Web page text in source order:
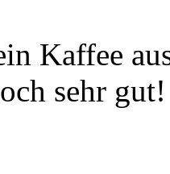
Kaffee
sehr gut!